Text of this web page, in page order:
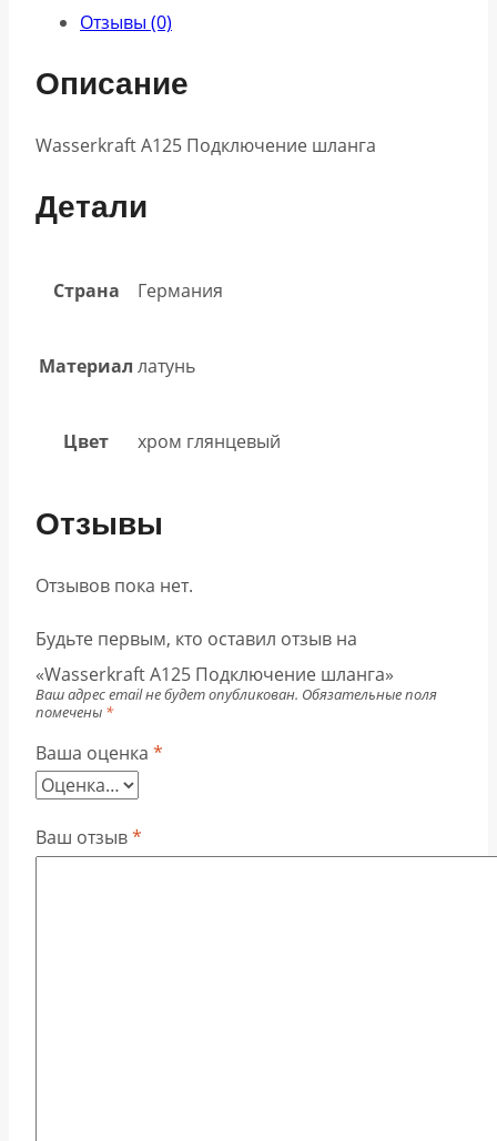
Отзывы (0)
Описание
Wasserkraft A125 Подключение шланга
Детали
Страна Германия
Материал латунь
Цвет хром глянцевый
Отзывы
Отзывов пока нет.
Будьте первым, кто оставил отзыв на
«Wasserkraft A125 Подключение шланга»
Ваш адрес email не будет опубликован. Обязательные поля
помечены *
Ваша оценка *
Ваш отзыв*